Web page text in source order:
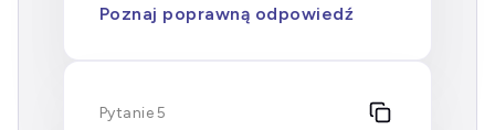
Poznaj poprawną odpowiedź
Pytanie 5